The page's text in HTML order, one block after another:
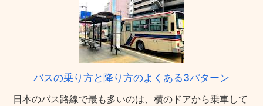
バスの乗り方と降り方のよくある3パターン
日本のバス路線で最も多いのは、横のドアから乗車して